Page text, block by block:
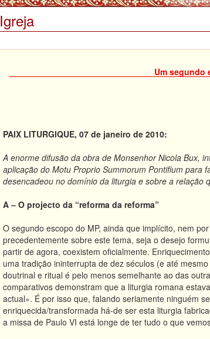
Igreja
Um segundo
PAIX LITURGIQUE, 07 de janeiro de 2010:
A enorme difusão da obra de Monsenhor Nicola Bux,
aplicação do Motu Proprio Summorum Pontifium para
desencadeou no domínio da liturgia e sobre a relação
A – O projecto da “reforma da reforma”
O segundo escopo do MP, ainda que implícito, nem
precedentemente sobre este tema, seja o desejo
partir de agora, coexistem oficialmente.
uma tradição ininterrupta de dez séculos (e até
doutrinal e ritual é pelo menos semelhante ao das
comparativos demonstram que a liturgia romana
actual». É por isso que, falando seriamente ninguém
enriquecida/transformada há-de ser esta liturgia
a missa de Paulo VI está longe de ter tudo o que